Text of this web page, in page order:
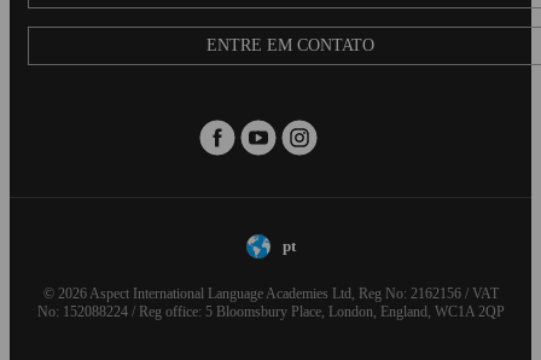
ENTRE EM CONTATO
pt
© 2026 Aspect International Language Academies Ltd, Reg No: 2162156 / VAT
No: 152088224 / Reg office: 5 Bloomsbury Place, London, England, WC1A 2QP